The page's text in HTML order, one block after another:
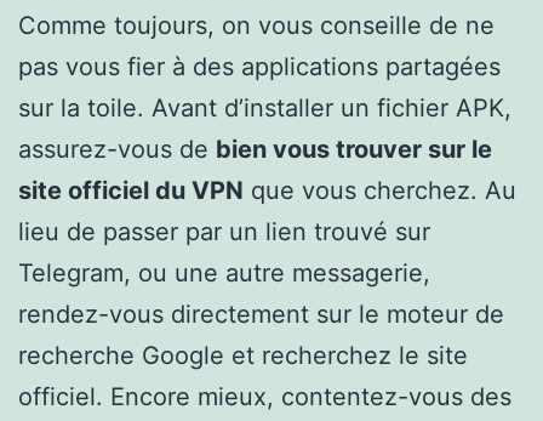
Comme toujours, on vous conseille de ne
pas vous fier à des applications partagées
sur la toile. Avant d’installer un fichier APK,
assurez-vous de bien vous trouver sur le
site officiel du VPN que vous cherchez. Au
lieu de passer par un lien trouvé sur
Telegram, ou une autre messagerie,
rendez-vous directement sur le moteur de
recherche Google et recherchez le site
officiel. Encore mieux, contentez-vous des